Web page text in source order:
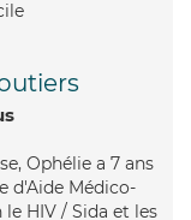
Ophélie a 7 ans
d'Aide Médico-
HIV / Sida et les